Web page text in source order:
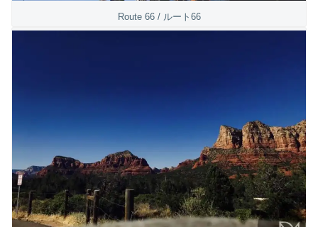
Route 66 / ルート66